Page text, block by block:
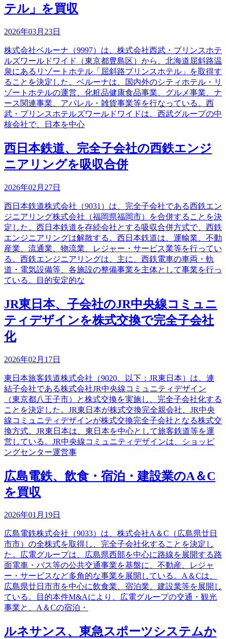
テル」を買収
2026年03月23日
株式会社ベルーナ（9997）は、株式会社西武・プリンスホテ
ルズワールドワイド（東京都豊島区）から、北海道屈斜路温
泉にあるリゾートホテル「屈斜路プリンスホテル」を取得す
ることを決定した。ベルーナは、国内外のシティホテル・リ
ゾートホテルの運営、化粧品健康食品事業、グルメ事業、ナ
ース関連事業、アパレル・雑貨事業等を行なっている。西
武・プリンスホテルズワールドワイドは、西武グループの中
核会社で、日本を中心
西日本鉄道、完全子会社の西鉄エンジ
ニアリングを吸収合併
2026年02月27日
西日本鉄道株式会社（9031）は、完全子会社である西鉄エン
ジニアリング株式会社（福岡県福岡市）を合併することを決
定した。西日本鉄道を存続会社とする吸収合併方式で、西鉄
エンジニアリングは解散する。西日本鉄道は、運輸業、不動
産業、流通業、物流業、レジャー・サービス業等を行ってい
る。西鉄エンジニアリングは、主に、西鉄電車の車両・軌
道・電気設備等、各施設の整備事業を主体として事業を行っ
ている。目的安定的な
JR東日本、子会社のJR中央線コミュニ
ティデザインを株式交換で完全子会社
化
2026年02月17日
東日本旅客鉄道株式会社（9020、以下：JR東日本）は、連
結子会社である株式会社JR中央線コミュニティデザイン
（東京都八王子市）と株式交換を実施し、完全子会社化する
ことを決定した。JR東日本が株式交換完全親会社、JR中央
線コミュニティデザインが株式交換完全子会社となる株式交
換方式。JR東日本は、東日本を中心として旅客鉄道等を運
営している。JR中央線コミュニティデザインは、ショッピ
ングセンター運営事
広島電鉄、飲食・宿泊・建設業のA＆C
を買収
2026年01月19日
広島電鉄株式会社（9033）は、株式会社A＆C（広島県廿日
市市）の全株式を取得し、完全子会社化することを決定し
た。広電グループは、広島県西部を中心に路線を展開する路
面電車・バス等の公共交通事業を基盤に、不動産、レジャ
ー・サービスなど多角的な事業を展開している。A＆Cは、
広島県廿日市市を中心に飲食業、宿泊業、建設業等を展開し
ている。目的本件M&Aにより、広電グループの交通・観光
事業と、A＆Cの宿泊・
ルネサンス、東急スポーツシステムか